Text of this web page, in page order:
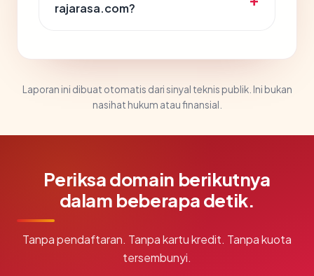
rajarasa.com?
Laporan ini dibuat otomatis dari sinyal teknis publik. Ini bukan
nasihat hukum atau finansial.
Periksa domain berikutnya
dalam beberapa detik.
Tanpa pendaftaran. Tanpa kartu kredit. Tanpa kuota
tersembunyi.